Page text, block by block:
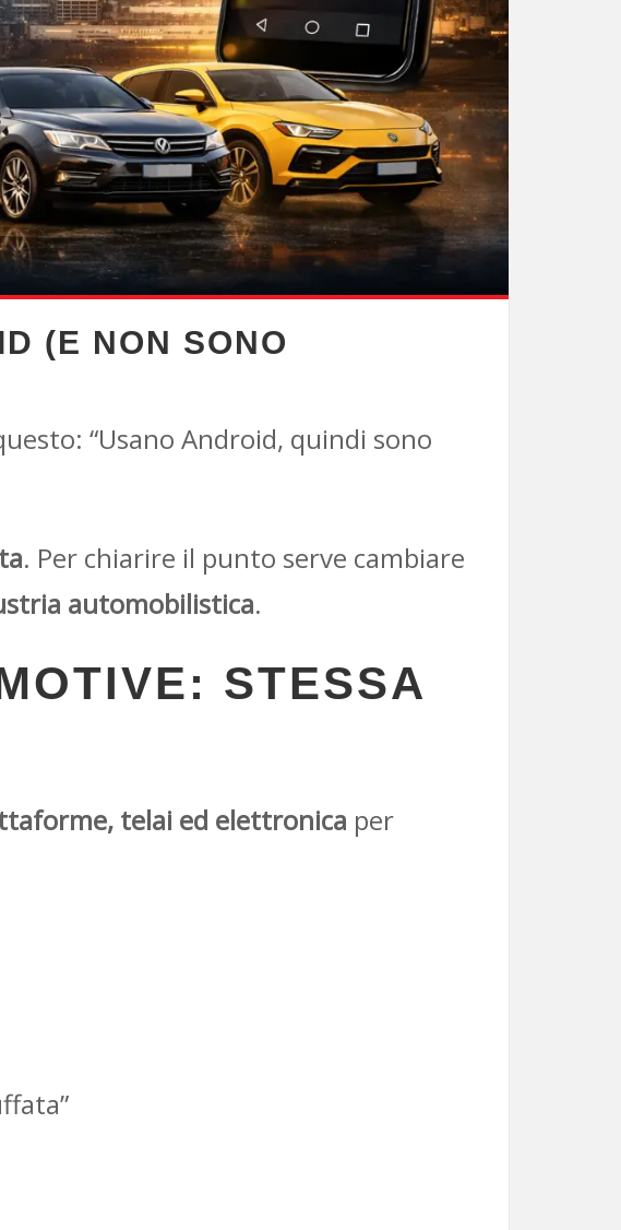
(E NON SONO
“Usano Android, quindi sono
. Per chiarire il punto serve cambiare
automobilistica.
STESSA
telai ed elettronica per